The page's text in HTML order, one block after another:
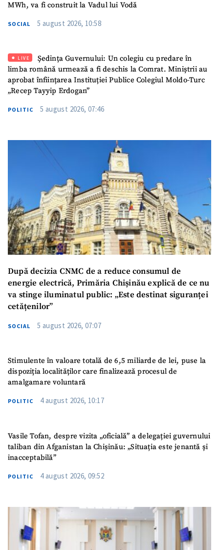
MWh, va fi construit la Vadul lui Vodă
SOCIAL 5 august 2026, 10:58
LIVE
Ședința Guvernului: Un colegiu cu predare în
limba română urmează a fi deschis la Comrat. Miniștrii au
aprobat înființarea Instituției Publice Colegiul Moldo-Turc
„Recep Tayyip Erdogan”
POLITIC 5 august 2026, 07:46
După decizia CNMC de a reduce consumul de
energie electrică, Primăria Chișinău explică de ce nu
va stinge iluminatul public: „Este destinat siguranței
cetățenilor”
SOCIAL 5 august 2026, 07:07
Stimulente în valoare totală de 6,5 miliarde de lei, puse la
dispoziția localităților care finalizează procesul de
amalgamare voluntară
POLITIC 4 august 2026, 10:17
Vasile Tofan, despre vizita „oficială” a delegației guvernului
taliban din Afganistan la Chișinău: „Situația este jenantă și
inacceptabilă”
POLITIC 4 august 2026, 09:52
Nume+ Numele meu
Email+ Emailul meu
Telefon
+ Telefon personal